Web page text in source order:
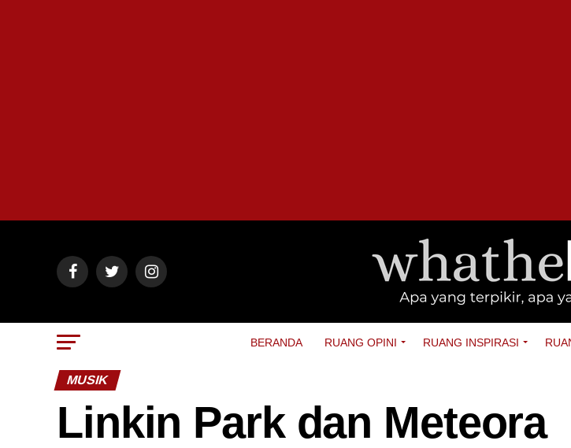
BERANDA RUANG OPINI RUANG INSPIRASI
MUSIK
Linkin Park dan Meteora